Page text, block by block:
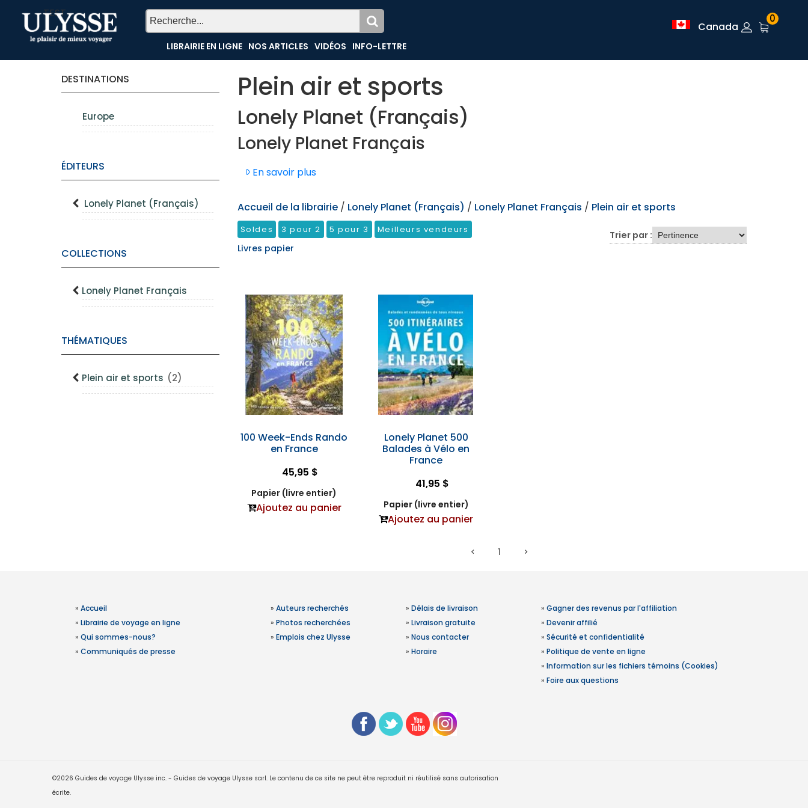
TEST
LIBRAIRIE EN LIGNE NOS ARTICLES VIDÉOS INFO-LETTRE
Canada
0
DESTINATIONS
Europe
ÉDITEURS
Lonely Planet (Français)
COLLECTIONS
Lonely Planet Français
THÉMATIQUES
Plein air et sports (2)
Plein air et sports
Lonely Planet (Français)
Lonely Planet Français
En savoir plus
Accueil de la librairie / Lonely Planet (Français) / Lonely Planet Français / Plein air et sports
Soldes 3 pour 2 5 pour 3 Meilleurs vendeurs
Livres papier
Trier par :
100 Week-Ends Rando
en France
45,95 $
Papier (livre entier)
Ajoutez au panier
Lonely Planet 500
Balades à Vélo en
France
41,95 $
Papier (livre entier)
Ajoutez au panier
1
» Accueil
» Librairie de voyage en ligne
» Qui sommes-nous?
» Communiqués de presse
» Auteurs recherchés
» Photos recherchées
» Emplois chez Ulysse
» Délais de livraison
» Livraison gratuite
» Nous contacter
» Horaire
» Gagner des revenus par l'affiliation
» Devenir affilié
» Sécurité et confidentialité
» Politique de vente en ligne
» Information sur les fichiers témoins (Cookies)
» Foire aux questions
©2026 Guides de voyage Ulysse inc. - Guides de voyage Ulysse sarl. Le contenu de ce site ne peut être reproduit ni réutilisé sans autorisation
écrite.